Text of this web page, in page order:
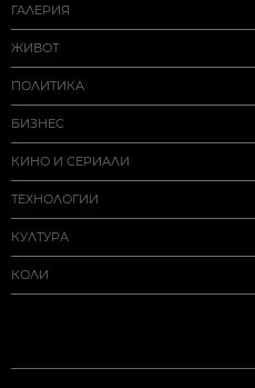
ГАЛЕРИЯ
ЖИВОТ
ПОЛИТИКА
БИЗНЕС
КИНО И СЕРИАЛИ
ТЕХНОЛОГИИ
КУЛТУРА
КОЛИ